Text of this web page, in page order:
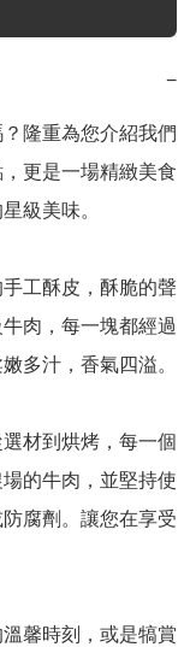
−
隆重為您介紹我們
更是一場精緻美食
級美味。
工酥皮，酥脆的聲
肉，每一塊都經過
多汁，香氣四溢。
材到烘烤，每一個
的牛肉，並堅持使
腐劑。讓您在享受
馨時刻，或是犒賞